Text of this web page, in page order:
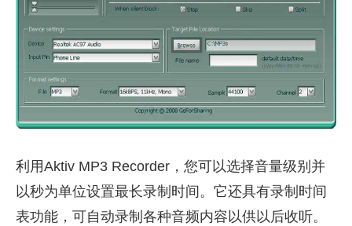
利用Aktiv MP3 Recorder，您可以选择音量级别并
以秒为单位设置最长录制时间。它还具有录制时间
表功能，可自动录制各种音频内容以供以后收听。